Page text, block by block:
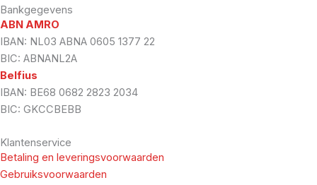
Bankgegevens
ABN AMRO
IBAN: NL03 ABNA 0605 1377 22
BIC: ABNANL2A
Belfius
IBAN: BE68 0682 2823 2034
BIC: GKCCBEBB
Klantenservice
Betaling en leveringsvoorwaarden
Gebruiksvoorwaarden